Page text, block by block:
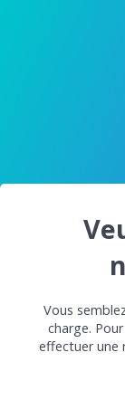
Vous
charge.
effectuer une